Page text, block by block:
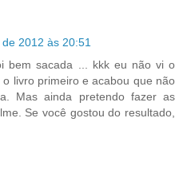
2012 às 20:51
bem sacada ... kkk eu não vi o
livro primeiro e acabou que não
Mas ainda pretendo fazer as
Se você gostou do resultado,